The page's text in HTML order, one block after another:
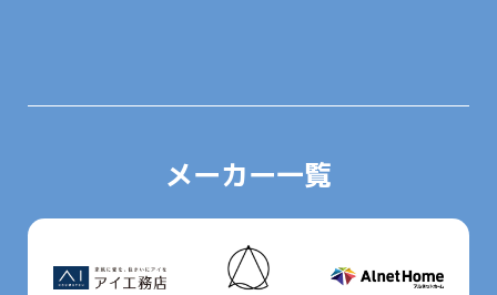
メーカー一覧